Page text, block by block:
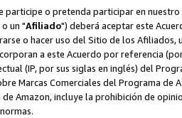
participe o pretenda participar en
o un "Afiliado") deberá aceptar este
o hacer uso del Sitio de los
a este Acuerdo por referencia
(IP, por sus siglas en inglés) del
Marcas Comerciales del Programa
Amazon, incluye la prohibición de